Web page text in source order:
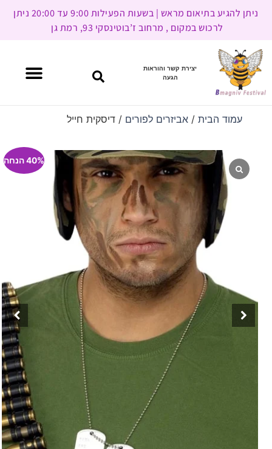
ניתן להגיע בתיאום מראש | בשעות הפעילות 9:00 עד 20:00 ניתן
לרכוש במקום , מרחוב ז’בוטינסקי 93, רמת גן
יצירת קשר והוראות
הגעה
עמוד הבית/ אביזרים לפורים / דיסקית חייל
40% הנחה